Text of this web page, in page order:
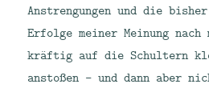
Anstrengungen und die
Erfolge meiner Meinung nach
kräftig auf die Schultern
anstoßen – und dann aber